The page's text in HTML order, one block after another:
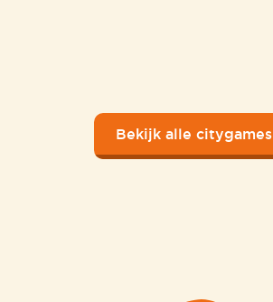
Bekijk alle citygames